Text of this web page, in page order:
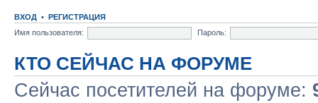
ВХОД • РЕГИСТРАЦИЯ
Имя пользователя:
Пароль:
КТО СЕЙЧАС НА ФОРУМЕ
Сейчас посетителей на форуме: